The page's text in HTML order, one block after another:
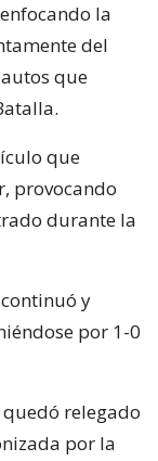
la
del
que
que
provocando
durante la
y
por 1-0
relegado
por la